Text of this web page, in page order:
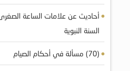
أحاديث عن علامات الساعة
السنة النبوية
(70) مسألة في أحكام الصيام